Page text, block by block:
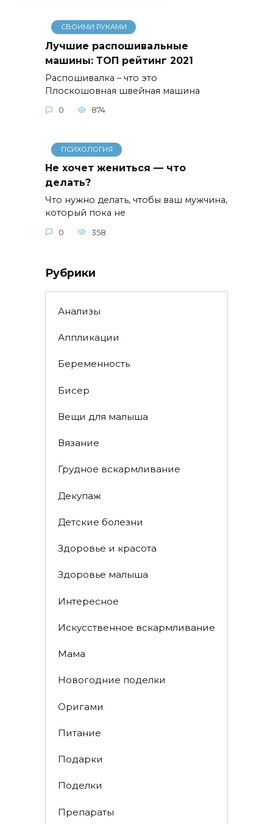
СВОИМИ РУКАМИ
Лучшие распошивальные
машины: ТОП рейтинг 2021
Распошивалка – что это
Плоскошовная швейная машина
0 874
ПСИХОЛОГИЯ
Не хочет жениться — что
делать?
Что нужно делать, чтобы ваш мужчина,
который пока не
0 358
Рубрики
Анализы
Аппликации
Беременность
Бисер
Вещи для малыша
Вязание
Грудное вскармливание
Декупаж
Детские болезни
Здоровье и красота
Здоровье малыша
Интересное
Искусственное вскармливание
Мама
Новогодние поделки
Оригами
Питание
Подарки
Поделки
Препараты